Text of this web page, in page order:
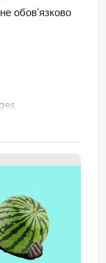
обовʼязково